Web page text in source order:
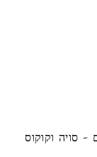
- סויה וקוקוס